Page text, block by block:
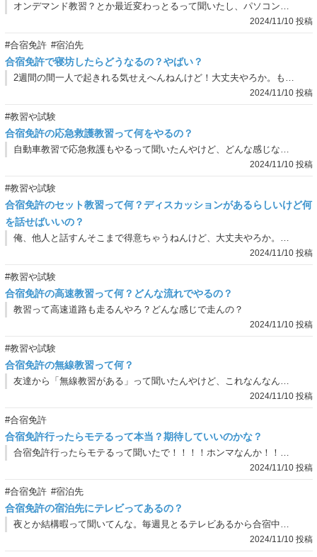
オンデマンド教習？とか最近変わっとるって聞いたし、パソコンって持ってった方がええんか？
2024/11/10 投稿
#合宿免許 #宿泊先
合宿免許で寝坊したらどうなるの？やばい？
2週間の間一人で起きれる気せえへんねんけど！大丈夫やろか。もし寝坊してもたらどうなんの？
2024/11/10 投稿
#教習や試験
合宿免許の応急救護教習って何をやるの？
自動車教習で応急救護もやるって聞いたんやけど、どんな感じなん？
2024/11/10 投稿
#教習や試験
合宿免許のセット教習って何？ディスカッションがあるらしいけど何
を話せばいいの？
俺、他人と話すんそこまで得意ちゃうねんけど、大丈夫やろか。そもそもどんな流れで何をしたらええ？
2024/11/10 投稿
#教習や試験
合宿免許の高速教習って何？どんな流れでやるの？
教習って高速道路も走るんやろ？どんな感じで走んの？
2024/11/10 投稿
#教習や試験
合宿免許の無線教習って何？
友達から「無線教習がある」って聞いたんやけど、これなんなん？名前聞いただけやと想像もつかん…。
2024/11/10 投稿
#合宿免許
合宿免許行ったらモテるって本当？期待していいのかな？
合宿免許行ったらモテるって聞いたで！！！！ホンマなんか！！！そんな天国みたいな場所なん！！！！
2024/11/10 投稿
#合宿免許 #宿泊先
合宿免許の宿泊先にテレビってあるの？
夜とか結構暇って聞いてんな。毎週見とるテレビあるから合宿中も見たいんやけど、宿泊先にテレビってあんの？
2024/11/10 投稿